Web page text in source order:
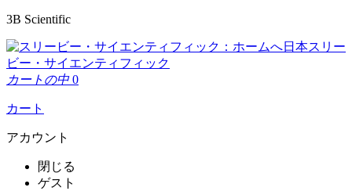
3B Scientific
日本スリー
ビー・サイエンティフィック
カートの中 0
カート
アカウント
閉じる
ゲスト